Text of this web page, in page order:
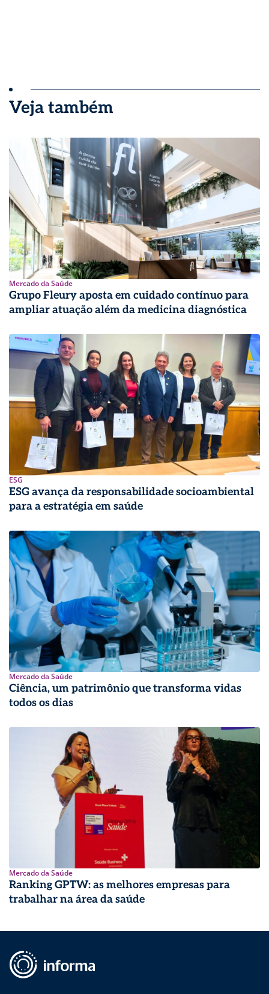
Veja também
Mercado da Saúde
Grupo Fleury aposta em cuidado contínuo para
ampliar atuação além da medicina diagnóstica
ESG
ESG avança da responsabilidade socioambiental
para a estratégia em saúde
Mercado da Saúde
Ciência, um patrimônio que transforma vidas
todos os dias
Mercado da Saúde
Ranking GPTW: as melhores empresas para
trabalhar na área da saúde